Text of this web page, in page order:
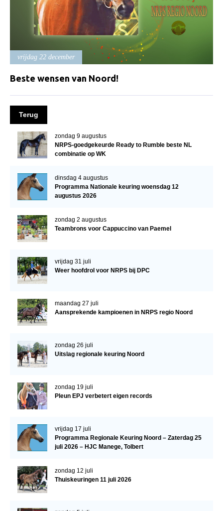
Import registratie
Veulenregistratie
I&R Registratie
Informatie overschrijven paspoort
Formulier overschrijven op naam
Tarievenlijst
Webshop
Evenementen
NRPS Select Sale
NRPS Keuringen
Regionale Keuringen
Late Veulenkeuring
Wereldkampioenschap Jonge Paarden
Evenementen
Veulenregistratie
Zoek een NRPS paard
Informatie aan je paard of pony toevoegen
vrijdag 22 december
Beste wensen van Noord!
Terug
zondag 9 augustus
NRPS-goedgekeurde Ready to Rumble beste NL
combinatie op WK
dinsdag 4 augustus
Programma Nationale keuring woensdag 12
augustus 2026
zondag 2 augustus
Teambrons voor Cappuccino van Paemel
vrijdag 31 juli
Weer hoofdrol voor NRPS bij DPC
maandag 27 juli
Aansprekende kampioenen in NRPS regio Noord
zondag 26 juli
Uitslag regionale keuring Noord
zondag 19 juli
Pleun EPJ verbetert eigen records
vrijdag 17 juli
Programma Regionale Keuring Noord – Zaterdag 25
juli 2026 – HJC Manege, Tolbert
zondag 12 juli
Thuiskeuringen 11 juli 2026